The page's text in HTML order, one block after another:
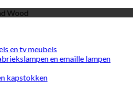
Wood
en tv meubels
en emaille lampen
kapstokken